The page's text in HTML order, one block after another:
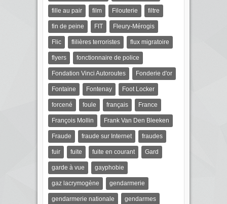
fille au pair film Filouterie filtre
fin de peine FIT Fleury-Mérogis
Flic flilières terroristes flux migratoire
flyers fonctionnaire de police
Fondation Vinci Autoroutes Fonderie d'or
Fontaine Fontenay Foot Locker
forcené foule français France
François Mollin Frank Van Den Bleeken
Fraude fraude sur Internet fraudes
fuir fuite fuite en courant Gard
garde à vue gayphobie
gaz lacrymogène gendarmerie
gendarmerie nationale gendarmes